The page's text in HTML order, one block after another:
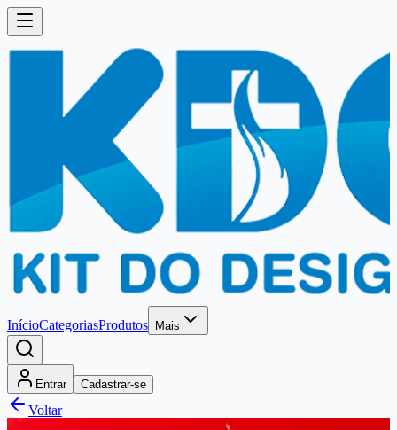
InícioCategoriasProdutos Mais
Entrar Cadastrar-se
Voltar